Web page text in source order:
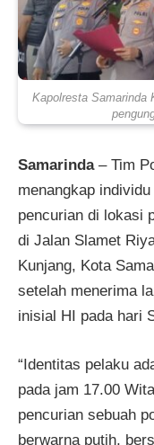
Kapolresta Samarinda
Samarinda– Tim
menangkap
pencurian di lokasi
di Jalan Slamet
Kunjang, Kota
setelah menerima
inisial HI pada hari
“Identitas pelaku
pada jam 17.00
pencurian sebuah
berwarna putih,